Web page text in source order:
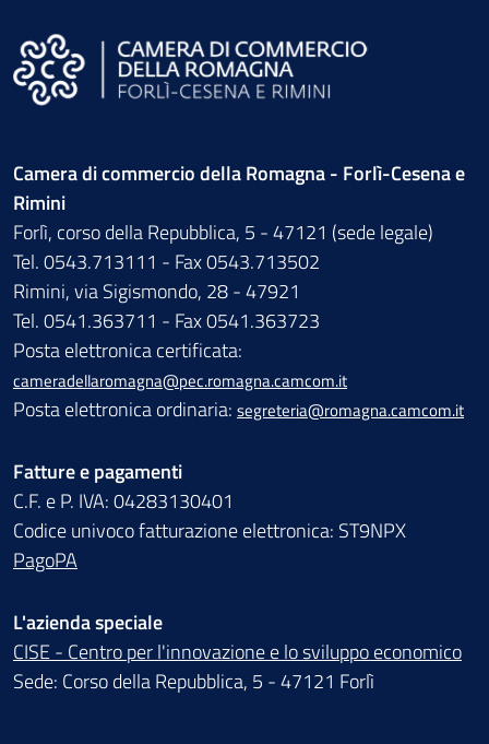
Camera di commercio della Romagna - Forlì-Cesena e
Rimini
Forlì, corso della Repubblica, 5 - 47121 (sede legale)
Tel. 0543.713111 - Fax 0543.713502
Rimini, via Sigismondo, 28 - 47921
Tel. 0541.363711 - Fax 0541.363723
Posta elettronica certificata:
cameradellaromagna@pec.romagna.camcom.it
Posta elettronica ordinaria: segreteria@romagna.camcom.it
Fatture e pagamenti
C.F. e P. IVA: 04283130401
Codice univoco fatturazione elettronica: ST9NPX
PagoPA
L'azienda speciale
CISE - Centro per l'innovazione e lo sviluppo economico
Sede: Corso della Repubblica, 5 - 47121 Forlì